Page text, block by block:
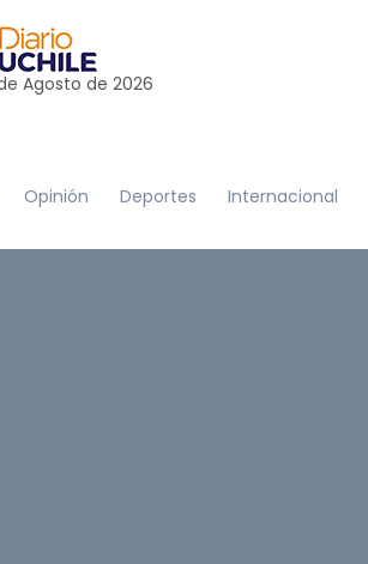
Agosto de 2026
Opinión Deportes Internacional